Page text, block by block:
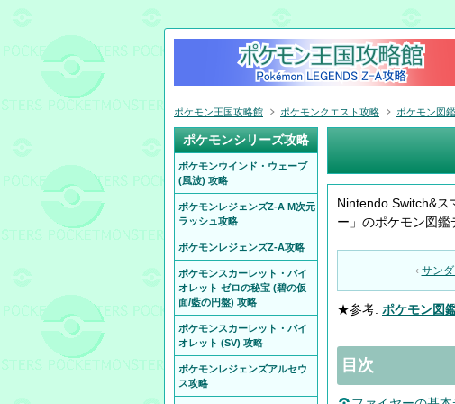
Nintendo Switch&ス
ー」のポケモン図鑑
‹ サン
★参考: ポケモン図
目次
ポケモン王国攻略館 ポケモンクエスト攻略 ポケモン図鑑
ポケモンシリーズ攻略
ポケモンウインド・ウェーブ
(風波) 攻略
ポケモンレジェンズZ-A M次元
ラッシュ攻略
ポケモンレジェンズZ-A攻略
ポケモンスカーレット・バイ
オレット ゼロの秘宝 (碧の仮
面/藍の円盤) 攻略
ポケモンスカーレット・バイ
オレット (SV) 攻略
ポケモンレジェンズアルセウ
ス攻略